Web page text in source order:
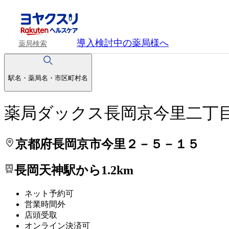
薬局検索 導入検討中の薬局様へ
駅名・薬局名・市区町村名
薬局ダックス長岡京今里二丁
京都府長岡京市今里２－５－１５
長岡天神駅から1.2km
ネット予約可
営業時間外
店頭受取
オンライン決済可
処方せんを送って待ち時間を短く！
処方せんを送って待ち時間を短く！